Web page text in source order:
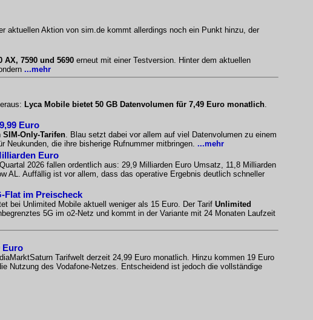
aktuellen Aktion von sim.de kommt allerdings noch ein Punkt hinzu, der
AX, 7590 und 5690 erneut mit einer Testversion. Hinter dem aktuellen
...mehr
Lyca Mobile bietet 50 GB Datenvolumen für 7,49 Euro monatlich.
Euro
SIM-Only-Tarifen. Blau setzt dabei vor allem auf viel Datenvolumen zu einem
Neukunden, die ihre bisherige Rufnummer mitbringen. ...mehr
Euro
2026 fallen ordentlich aus: 29,9 Milliarden Euro Umsatz, 11,8 Milliarden
AL. Auffällig ist vor allem, dass das operative Ergebnis deutlich schneller
Flat im Preischeck
bei Unlimited Mobile aktuell weniger als 15 Euro. Der Tarif Unlimited
5G im o2-Netz und kommt in der Variante mit 24 Monaten Laufzeit
Euro
Tarifwelt derzeit 24,99 Euro monatlich. Hinzu kommen 19 Euro
Nutzung des Vodafone-Netzes. Entscheidend ist jedoch die vollständige